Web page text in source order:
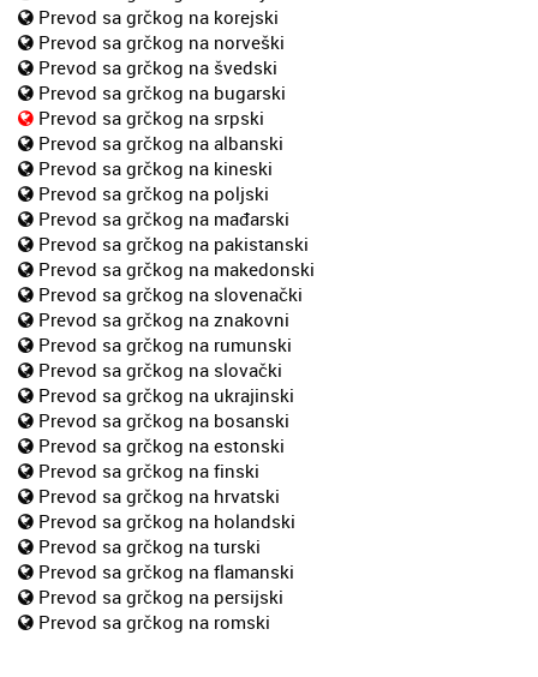
Prevod sa grčkog na korejski
Prevod sa grčkog na norveški
Prevod sa grčkog na švedski
Prevod sa grčkog na bugarski
Prevod sa grčkog na srpski
Prevod sa grčkog na albanski
Prevod sa grčkog na kineski
Prevod sa grčkog na poljski
Prevod sa grčkog na mađarski
Prevod sa grčkog na pakistanski
Prevod sa grčkog na makedonski
Prevod sa grčkog na slovenački
Prevod sa grčkog na znakovni
Prevod sa grčkog na rumunski
Prevod sa grčkog na slovački
Prevod sa grčkog na ukrajinski
Prevod sa grčkog na bosanski
Prevod sa grčkog na estonski
Prevod sa grčkog na finski
Prevod sa grčkog na hrvatski
Prevod sa grčkog na holandski
Prevod sa grčkog na turski
Prevod sa grčkog na flamanski
Prevod sa grčkog na persijski
Prevod sa grčkog na romski